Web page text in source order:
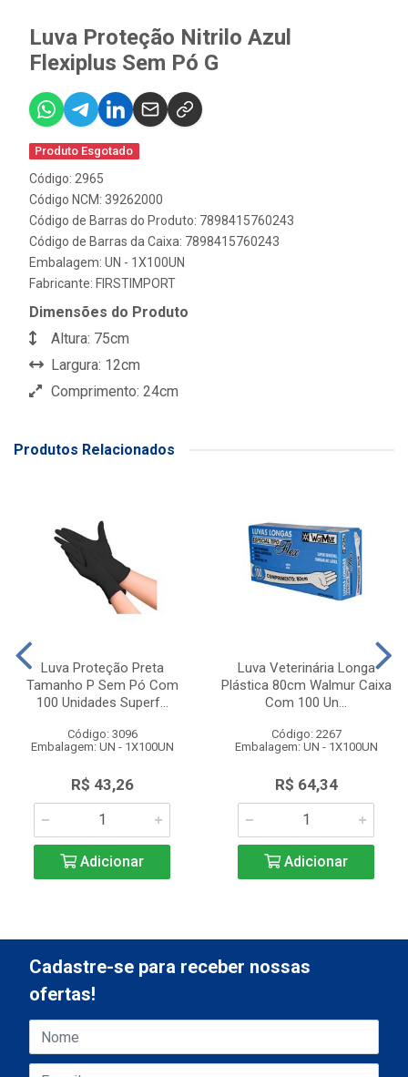
Luva Proteção Nitrilo Azul
Flexiplus Sem Pó G
Produto Esgotado
Código: 2965
Código NCM: 39262000
Código de Barras do Produto: 7898415760243
Código de Barras da Caixa: 7898415760243
Embalagem: UN - 1X100UN
Fabricante: FIRSTIMPORT
Dimensões do Produto
Altura: 75cm
Largura: 12cm
Comprimento: 24cm
Produtos Relacionados
Luva Proteção Preta
Tamanho P Sem Pó Com
100 Unidades Superf...
Código: 3096
Embalagem: UN - 1X100UN
R$ 43,26
Adicionar
Luva Veterinária Longa
Plástica 80cm Walmur Caixa
Com 100 Un...
Código: 2267
Embalagem: UN - 1X100UN
R$ 64,34
Adicionar
Cadastre-se para receber nossas
ofertas!